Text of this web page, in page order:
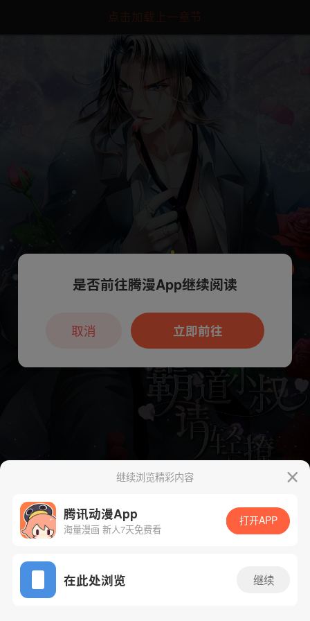
点击加载上一章节
App免费看
下一话 腾漫App免费看
继续浏览精彩内容
腾讯动漫App
海量漫画 新人7天免费看
打开APP
在此处浏览 继续
本章节仅支持App阅读，可打开App新用
户7天免费看
是否前往腾漫App继续阅读
立即前往
取消